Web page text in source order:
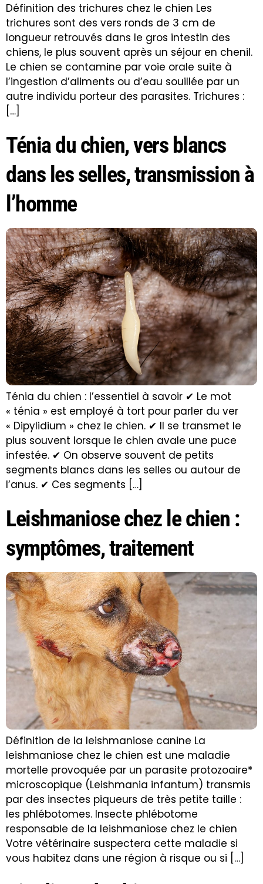
Définition des trichures chez le chien Les
trichures sont des vers ronds de 3 cm de
longueur retrouvés dans le gros intestin des
chiens, le plus souvent après un séjour en chenil.
Le chien se contamine par voie orale suite à
l’ingestion d’aliments ou d’eau souillée par un
autre individu porteur des parasites. Trichures :
[…]
Ténia du chien, vers blancs
dans les selles, transmission à
l’homme
Ténia du chien : l’essentiel à savoir ✔ Le mot
« ténia » est employé à tort pour parler du ver
« Dipylidium » chez le chien. ✔ Il se transmet le
plus souvent lorsque le chien avale une puce
infestée. ✔ On observe souvent de petits
segments blancs dans les selles ou autour de
l’anus. ✔ Ces segments […]
Leishmaniose chez le chien :
symptômes, traitement
Définition de la leishmaniose canine La
leishmaniose chez le chien est une maladie
mortelle provoquée par un parasite protozoaire*
microscopique (Leishmania infantum) transmis
par des insectes piqueurs de très petite taille :
les phlébotomes. Insecte phlébotome
responsable de la leishmaniose chez le chien
Votre vétérinaire suspectera cette maladie si
vous habitez dans une région à risque ou si […]